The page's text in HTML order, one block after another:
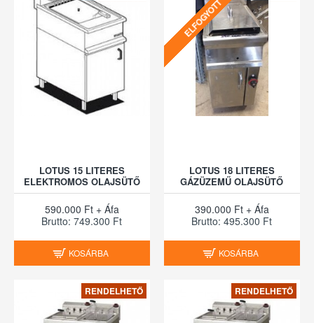
LOTUS 15 LITERES
ELEKTROMOS OLAJSÜTŐ
590.000 Ft + Áfa
Brutto: 749.300 Ft
KOSÁRBA
ELFOGYOTT
LOTUS 18 LITERES
GÁZÜZEMŰ OLAJSÜTŐ
390.000 Ft + Áfa
Brutto: 495.300 Ft
KOSÁRBA
RENDELHETŐ RENDELHETŐ